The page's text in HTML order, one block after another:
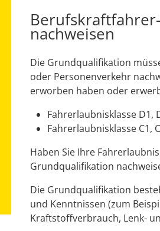
nachweisen
Die Grundqualifikation
oder Personenverkehr
erworben haben oder
Fahrerlaubnisklasse D1,
Fahrerlaubnisklasse C1,
Haben Sie Ihre
Grundqualifikation
Die Grundqualifikation
und Kenntnissen (zum
Kraftstoffverbrauch, Lenk-